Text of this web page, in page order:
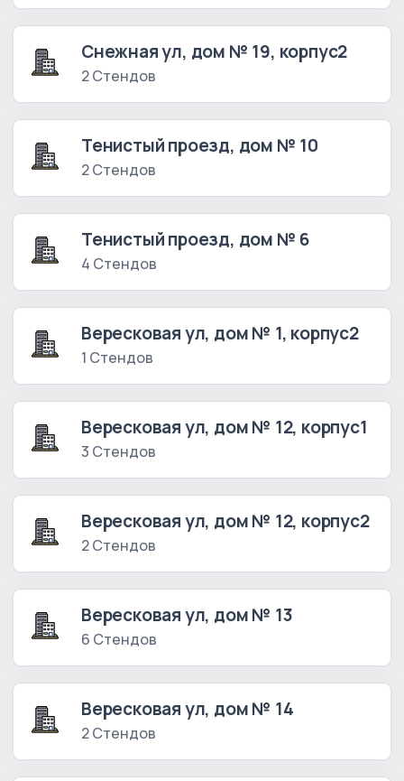
Снежная ул, дом № 19, корпус2
2 Стендов
Тенистый проезд, дом № 10
2 Стендов
Тенистый проезд, дом № 6
4 Стендов
Вересковая ул, дом № 1, корпус2
1 Стендов
Вересковая ул, дом № 12, корпус1
3 Стендов
Вересковая ул, дом № 12, корпус2
2 Стендов
Вересковая ул, дом № 13
6 Стендов
Вересковая ул, дом № 14
2 Стендов